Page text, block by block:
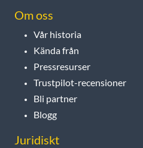
Om oss
Vår historia
Kända från
Pressresurser
Trustpilot-recensioner
Bli partner
Blogg
Juridiskt